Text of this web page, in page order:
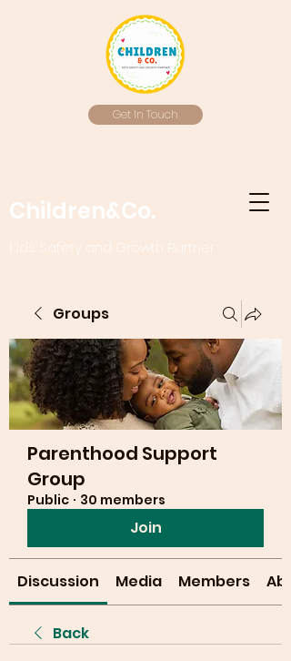
Get In Touch
Children&Co.
Kids Safety and Growth Partner
Groups
Parenthood Support
Group
Public · 30 members
Join
Discussion Media Members
Back